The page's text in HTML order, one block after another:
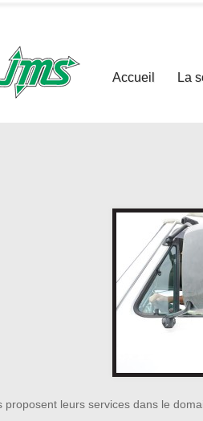
Accueil La
proposent leurs services dans le